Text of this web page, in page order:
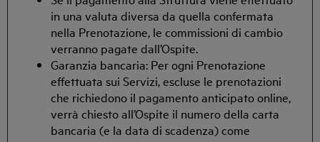
in una valuta diversa da quella confermata
nella Prenotazione, le commissioni di cambio
verranno pagate dall’Ospite.
Garanzia bancaria: Per ogni Prenotazione
effettuata sui Servizi, escluse le prenotazioni
che richiedono il pagamento anticipato online,
verrà chiesto all’Ospite il numero della carta
bancaria (e la data di scadenza) come